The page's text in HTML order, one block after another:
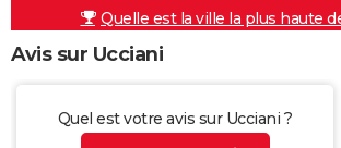
Quelle est la ville la plus haute
Avis sur Ucciani
Quel est votre avis sur Ucciani ?